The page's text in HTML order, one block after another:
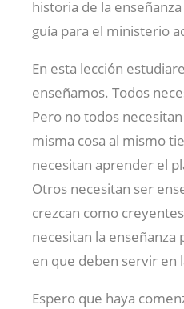
historia de la
guía para el ministerio
En esta lección
enseñamos. Todos
Pero no todos
misma cosa al mismo
necesitan aprender el
Otros necesitan ser
crezcan como
necesitan la enseñanza
en que deben servir en
Espero que haya